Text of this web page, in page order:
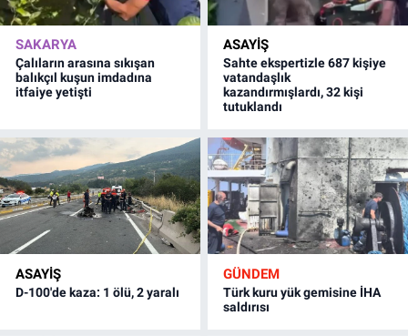
SAKARYA
Çalıların arasına sıkışan
balıkçıl kuşun imdadına
itfaiye yetişti
ASAYİŞ
Sahte ekspertizle 687 kişiye
vatandaşlık
kazandırmışlardı, 32 kişi
tutuklandı
ASAYİŞ
D-100'de kaza: 1 ölü, 2 yaralı
GÜNDEM
Türk kuru yük gemisine İHA
saldırısı